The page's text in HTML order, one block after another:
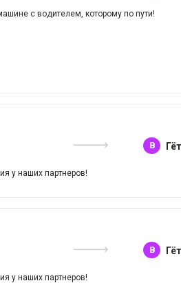
с водителем, которому по пути!
B
у наших партнеров!
B
у наших партнеров!